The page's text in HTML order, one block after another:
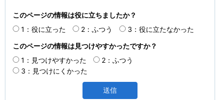
このページの情報は役に立ちましたか？
1：役に立った
2：ふつう
3：役に立たなかった
このページの情報は見つけやすかったですか？
1：見つけやすかった
2：ふつう
3：見つけにくかった